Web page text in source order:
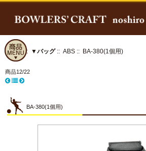
ホーム:: ▼バッグ:: ABS :: BA-380(1個用)
商品12/22
BA-380(1個用)